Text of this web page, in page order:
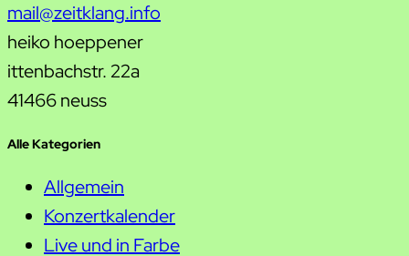
mail@zeitklang.info
heiko hoeppener
ittenbachstr. 22a
41466 neuss
Alle Kategorien
Allgemein
Konzertkalender
Live und in Farbe